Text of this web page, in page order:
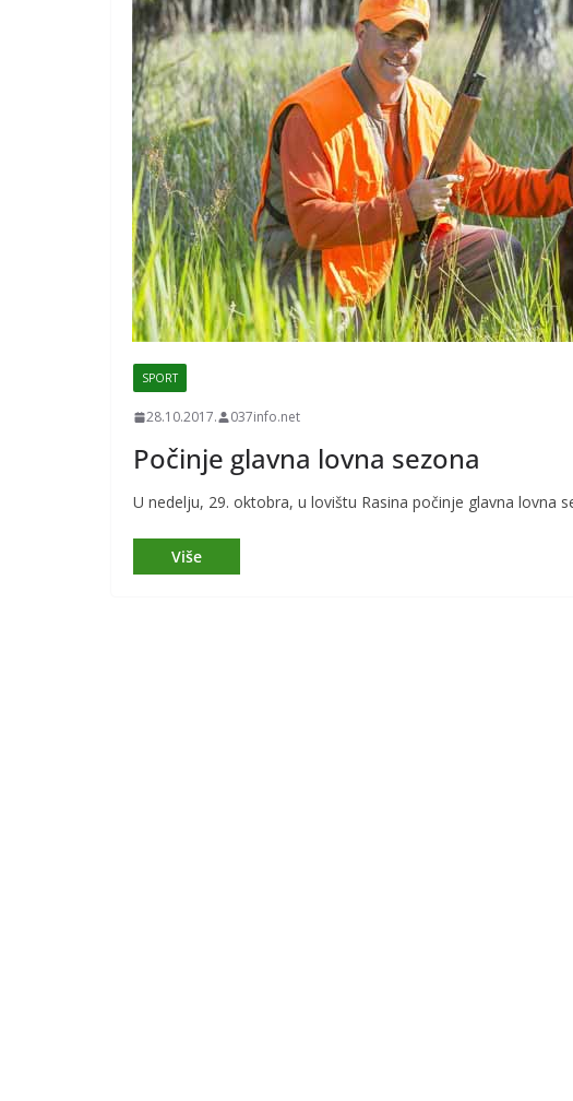
SPORT
28.10.2017. 037info.net
Počinje glavna lovna sezona
U nedelju, 29. oktobra, u lovištu Rasina počinje glavna lovna